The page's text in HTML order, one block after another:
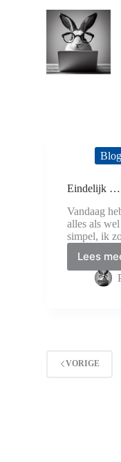
Eindelijk
Vandaag
alles als
simpel, ik
Lees
….
mijn
VORIGE